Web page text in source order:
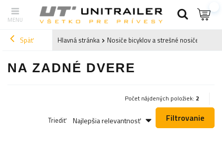
Späť Hlavná stránka Nosiče bicyklov a strešné nosiče
NA ZADNÉ DVERE
Počet nájdených položiek: 2
Triediť Najlepšia relevantnosť Filtrovanie